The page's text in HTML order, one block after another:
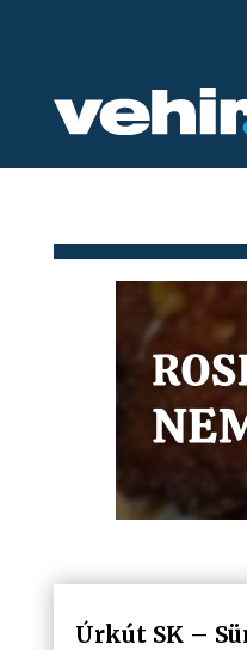
Úrkút SK –